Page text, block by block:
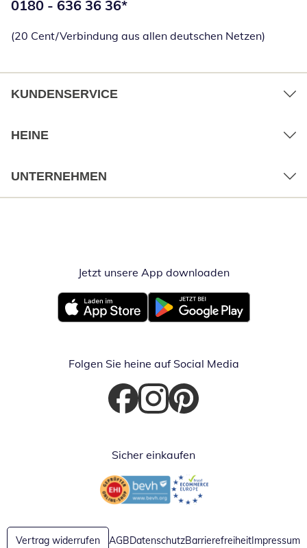
Telefonnummer:
0180 - 636 36 36*
(20 Cent/Verbindung aus allen deutschen Netzen)
KUNDENSERVICE
HEINE
UNTERNEHMEN
Jetzt unsere App downloadenÖffnet in
Öffnet in neuem FensterÖffnet in neuem Fenster
Folgen Sie heine auf Social Media
Öffnet in neuem Fenster
Öffnet in neuem Fenster
Öffnet in neuem Fenster
Sicher einkaufen
Öffnet in neuem FensterÖffnet in neuem Fenster
Vertrag widerrufen AGBDatenschutzBarrierefreiheitImpressum